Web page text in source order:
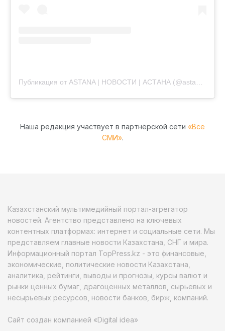
Публикация от ASTANA | НОВОСТИ | АСТАНА (@astanagramlive)
Наша редакция участвует в партнёрской сети «Все
СМИ».
Казахстанский мультимедийный портал-агрегатор
новостей. Агентство представлено на ключевых
контентных платформах: интернет и социальные сети. Мы
представляем главные новости Казахстана, СНГ и мира.
Информационный портал TopPress.kz - это финансовые,
экономические, политические новости Казахстана,
аналитика, рейтинги, выводы и прогнозы, курсы валют и
рынки ценных бумаг, драгоценных металлов, сырьевых и
несырьевых ресурсов, новости банков, бирж, компаний.
Сайт создан компанией «Digital idea»